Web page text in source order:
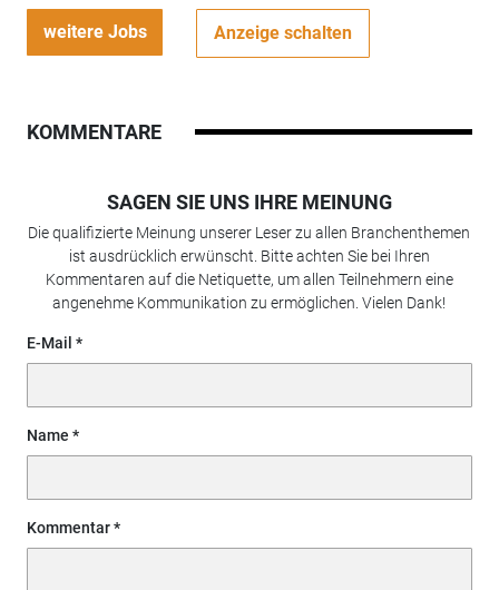
weitere Jobs Anzeige schalten
KOMMENTARE
SAGEN SIE UNS IHRE MEINUNG
Die qualifizierte Meinung unserer Leser zu allen Branchenthemen
ist ausdrücklich erwünscht. Bitte achten Sie bei Ihren
Kommentaren auf die Netiquette, um allen Teilnehmern eine
angenehme Kommunikation zu ermöglichen. Vielen Dank!
E-Mail
Name
Kommentar